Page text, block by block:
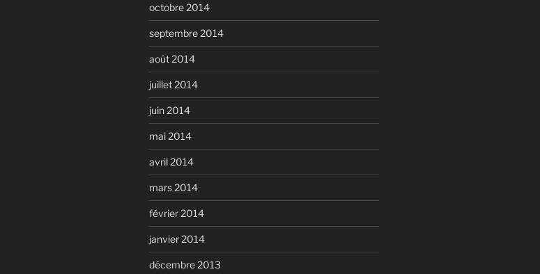
octobre 2014
septembre 2014
août 2014
juillet 2014
juin 2014
mai 2014
avril 2014
mars 2014
février 2014
janvier 2014
décembre 2013